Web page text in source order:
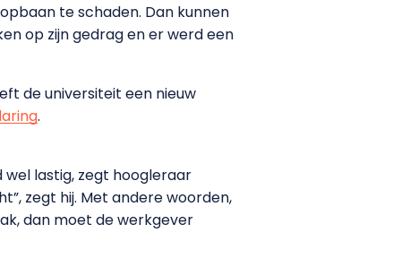
te schaden. Dan kunnen
op zijn gedrag en er werd een
de universiteit een nieuw
.
lastig, zegt hoogleraar
zegt hij. Met andere woorden,
dan moet de werkgever